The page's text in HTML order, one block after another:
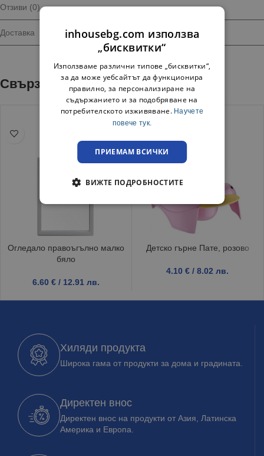
Отзиви (0)
Доставка
Свързани продукти
Огледало правоъгълно малко
бяло
6.60 € / 12.91 лв.
Детско гърне Пате, розово
4.10 € / 8.02 лв.
Хиляди продукта
Широка гама от продукти за дома и градината.
Директен внос
Директен внос на продукти от Азия, Латинска
Америка и Европа.
inhousebg.com използва
„бисквитки“
Използваме различни типове „бисквитки“,
за да може уебсайтът да функционира
правилно, за персонализиране на
съдържанието и за подобряване на
потребителското изживяване. Научете
повече тук.
ПРИЕМАМ ВСИЧКИ
ВИЖТЕ ПОДРОБНОСТИТЕ